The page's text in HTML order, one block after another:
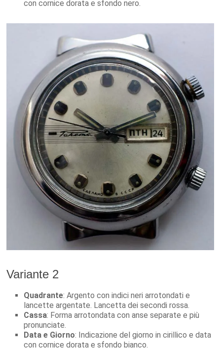
con cornice dorata e sfondo nero.
Variante 2
Quadrante: Argento con indici neri arrotondati e
lancette argentate. Lancetta dei secondi rossa.
Cassa: Forma arrotondata con anse separate e più
pronunciate.
Data e Giorno: Indicazione del giorno in cirillico e data
con cornice dorata e sfondo bianco.